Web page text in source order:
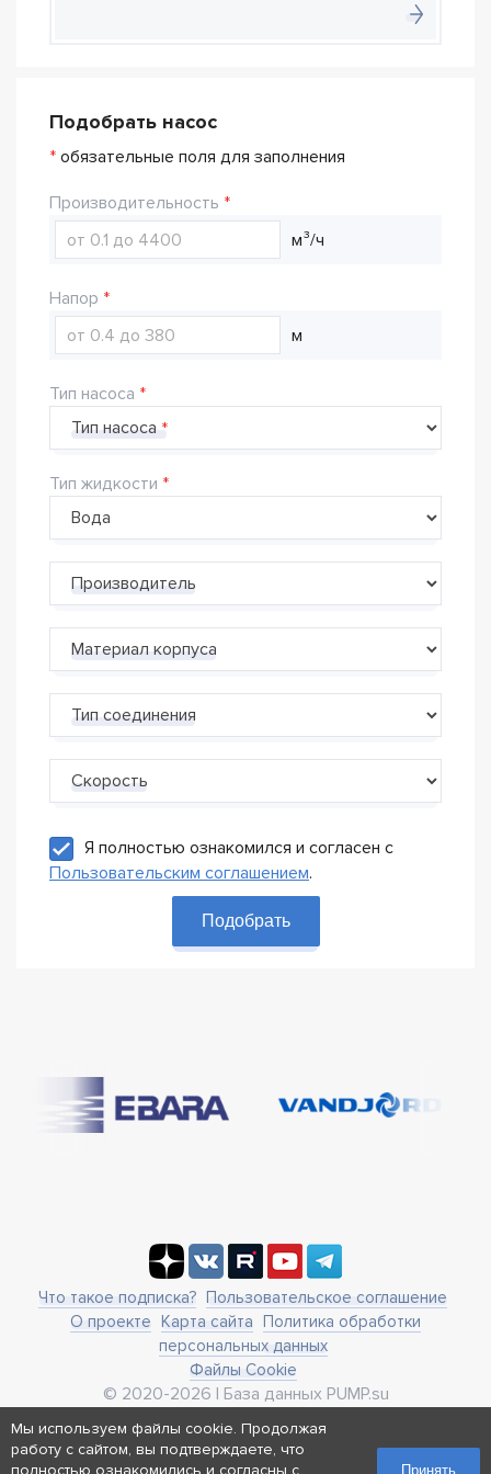
Подобрать насос
* обязательные поля для заполнения
Производительность
м³/ч
Напор
м
Тип насоса
Тип насоса
Тип жидкости
Производитель
Материал корпуса
Тип соединения
Скорость
Я полностью ознакомился и согласен с
Пользовательским соглашением.
Подобрать
Что такое подписка? Пользовательское соглашение
О проекте Карта сайта Политика обработки
персональных данных
Файлы Cookie
© 2020-2026 | База данных PUMP.su
г. Москва, ул. Ленинская Слобода 19
Реквизиты
Мы используем файлы cookie. Продолжая
работу с сайтом, вы подтверждаете, что
полностью ознакомились и согласны с
Принять